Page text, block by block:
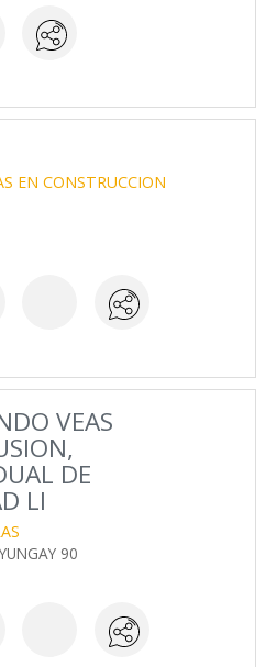
EN CONSTRUCCION
VEAS
DE
LI
90